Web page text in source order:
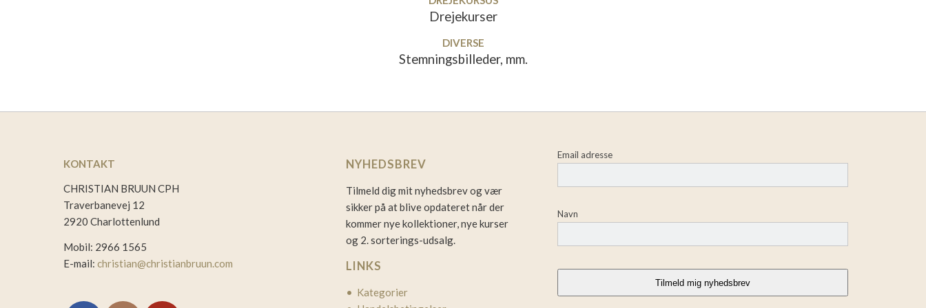
Drejekurser
DIVERSE
Stemningsbilleder, mm.
KONTAKT
CHRISTIAN BRUUN CPH
Traverbanevej 12
2920 Charlottenlund
Mobil: 2966 1565
E-mail: christian@christianbruun.com
NYHEDSBREV
Tilmeld dig mit nyhedsbrev og vær
sikker på at blive opdateret når der
kommer nye kollektioner, nye kurser
og 2. sorterings-udsalg.
LINKS
• Kategorier
Email adresse
Navn
Tilmeld mig nyhedsbrev